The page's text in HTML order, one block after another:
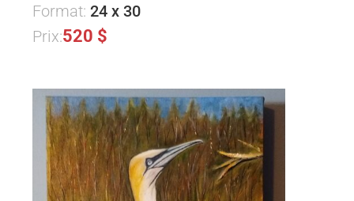
Format: 24 x 30
Prix:520 $